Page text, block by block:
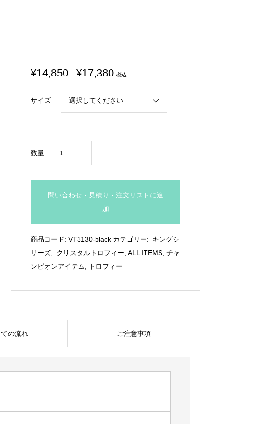
¥14,850 – ¥17,380 税込
サイズ
数量
ト
ロ
フ
問い合わせ・見積り・注文リストに追
加
商品コード:VT3130-black カテゴリー: キングシ
リーズ, クリスタルトロフィー,ALL ITEMS,チャ
ンピオンアイテム, トロフィー
の流れ ご注意事項